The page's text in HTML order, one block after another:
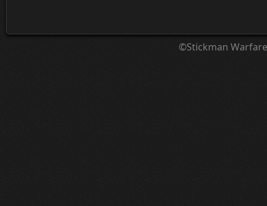
©Stickman Warfare